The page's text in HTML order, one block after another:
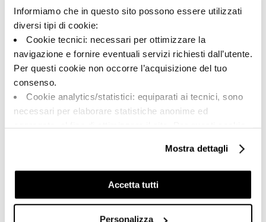
Informiamo che in questo sito possono essere utilizzati
diversi tipi di cookie:
Cookie tecnici: necessari per ottimizzare la
navigazione e fornire eventuali servizi richiesti dall’utente.
Per questi cookie non occorre l’acquisizione del tuo
consenso.
Cookie analytics/statistici: equiparati ai tecnici, sono
necessari per elaborare statistiche anonime ed
Cookie di profilazione/marketing: sono utilizzati, solo
previo tuo consenso, per esaminare le tue abitudini di
navigazione e mostrarti quindi avvisi pubblicitari mirati, in
linea con le tue preferenze.
Mostra dettagli
Accetta tutti
Personalizza
Tel: +39 0542 601601
CERTIFICATIONS
COLLECTIONS